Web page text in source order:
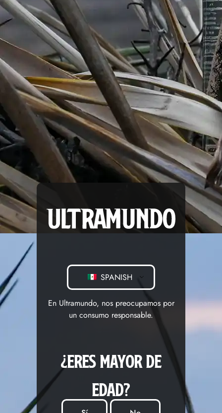
SPANISH
En Ultramundo, nos preocupamos por
un consumo responsable.
¿ERES MAYOR DE
EDAD?